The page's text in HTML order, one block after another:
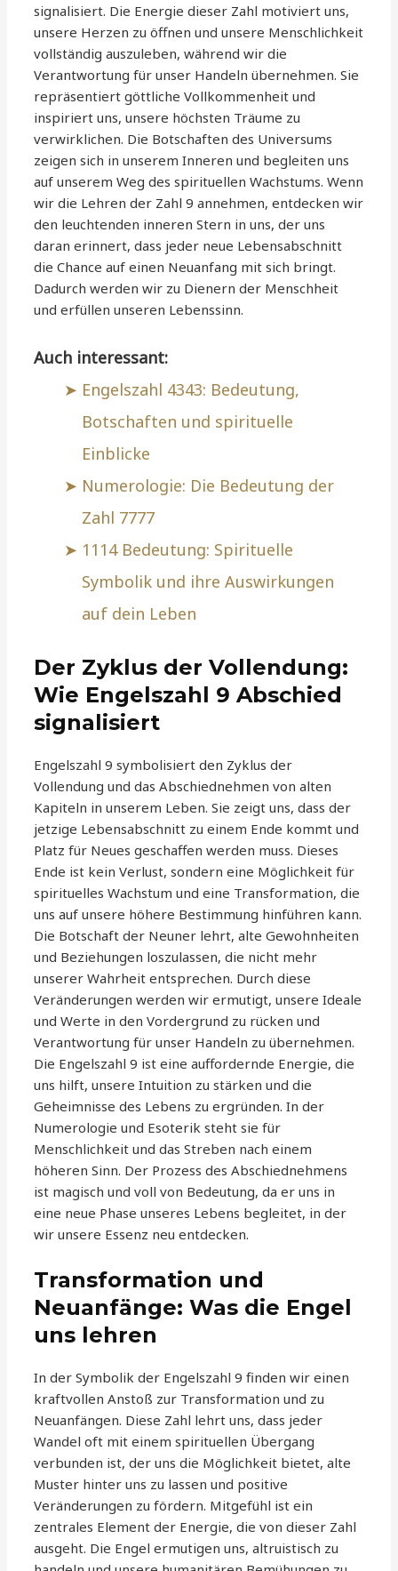
signalisiert. Die Energie dieser Zahl motiviert uns,
unsere Herzen zu öffnen und unsere Menschlichkeit
vollständig auszuleben, während wir die
Verantwortung für unser Handeln übernehmen. Sie
repräsentiert göttliche Vollkommenheit und
inspiriert uns, unsere höchsten Träume zu
verwirklichen. Die Botschaften des Universums
zeigen sich in unserem Inneren und begleiten uns
auf unserem Weg des spirituellen Wachstums. Wenn
wir die Lehren der Zahl 9 annehmen, entdecken wir
den leuchtenden inneren Stern in uns, der uns
daran erinnert, dass jeder neue Lebensabschnitt
die Chance auf einen Neuanfang mit sich bringt.
Dadurch werden wir zu Dienern der Menschheit
und erfüllen unseren Lebenssinn.
Auch interessant:
Engelszahl 4343: Bedeutung,
Botschaften und spirituelle
Einblicke
Numerologie: Die Bedeutung der
Zahl 7777
1114 Bedeutung: Spirituelle
Symbolik und ihre Auswirkungen
auf dein Leben
Der Zyklus der Vollendung:
Wie Engelszahl 9 Abschied
signalisiert
Engelszahl 9 symbolisiert den Zyklus der
Vollendung und das Abschiednehmen von alten
Kapiteln in unserem Leben. Sie zeigt uns, dass der
jetzige Lebensabschnitt zu einem Ende kommt und
Platz für Neues geschaffen werden muss. Dieses
Ende ist kein Verlust, sondern eine Möglichkeit für
spirituelles Wachstum und eine Transformation, die
uns auf unsere höhere Bestimmung hinführen kann.
Die Botschaft der Neuner lehrt, alte Gewohnheiten
und Beziehungen loszulassen, die nicht mehr
unserer Wahrheit entsprechen. Durch diese
Veränderungen werden wir ermutigt, unsere Ideale
und Werte in den Vordergrund zu rücken und
Verantwortung für unser Handeln zu übernehmen.
Die Engelszahl 9 ist eine auffordernde Energie, die
uns hilft, unsere Intuition zu stärken und die
Geheimnisse des Lebens zu ergründen. In der
Numerologie und Esoterik steht sie für
Menschlichkeit und das Streben nach einem
höheren Sinn. Der Prozess des Abschiednehmens
ist magisch und voll von Bedeutung, da er uns in
eine neue Phase unseres Lebens begleitet, in der
wir unsere Essenz neu entdecken.
Transformation und
Neuanfänge: Was die Engel
uns lehren
In der Symbolik der Engelszahl 9 finden wir einen
kraftvollen Anstoß zur Transformation und zu
Neuanfängen. Diese Zahl lehrt uns, dass jeder
Wandel oft mit einem spirituellen Übergang
verbunden ist, der uns die Möglichkeit bietet, alte
Muster hinter uns zu lassen und positive
Veränderungen zu fördern. Mitgefühl ist ein
zentrales Element der Energie, die von dieser Zahl
ausgeht. Die Engel ermutigen uns, altruistisch zu